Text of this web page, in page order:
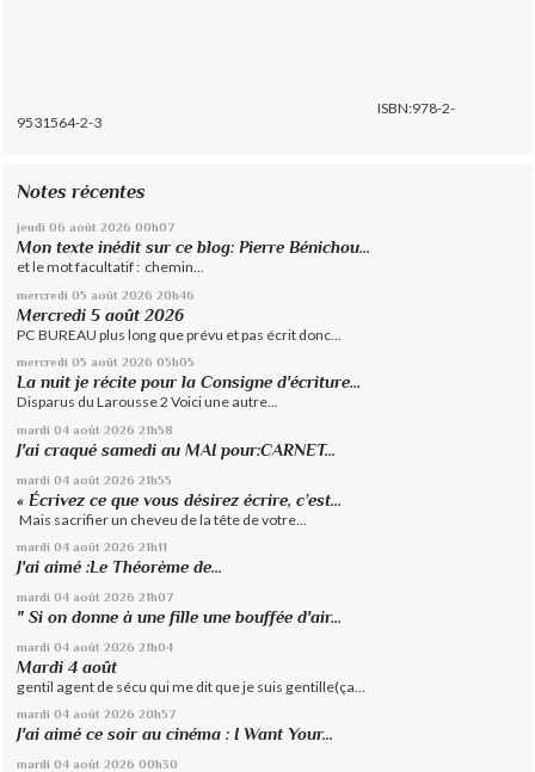
ISBN:978-2-
9531564-2-3
Notes récentes
jeudi 06 août 2026 00h07
Mon texte inédit sur ce blog: Pierre Bénichou...
et le mot facultatif : chemin...
mercredi 05 août 2026 20h46
Mercredi 5 août 2026
PC BUREAU plus long que prévu et pas écrit donc...
mercredi 05 août 2026 05h05
La nuit je récite pour la Consigne d'écriture...
Disparus du Larousse 2 Voici une autre...
mardi 04 août 2026 21h58
J'ai craqué samedi au MAI pour:CARNET...
mardi 04 août 2026 21h55
« Écrivez ce que vous désirez écrire, c’est...
Mais sacrifier un cheveu de la tête de votre...
mardi 04 août 2026 21h11
J'ai aimé :Le Théorème de...
mardi 04 août 2026 21h07
" Si on donne à une fille une bouffée d'air...
mardi 04 août 2026 21h04
Mardi 4 août
gentil agent de sécu qui me dit que je suis gentille(ça...
mardi 04 août 2026 20h57
J'ai aimé ce soir au cinéma : I Want Your...
mardi 04 août 2026 00h30